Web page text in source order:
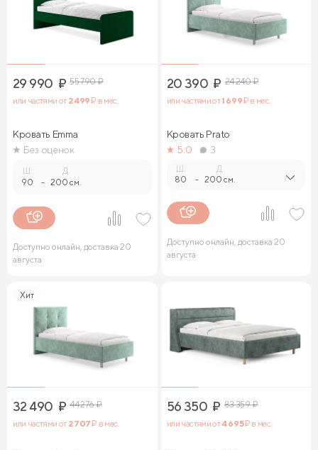
29 990 ₽ 55 790₽
или частями от 2 499₽ в мес.
Кровать Emma
Без оценок
90 -
Д.
200 см.
Доступно онлайн, доставка 20
августа
20 390 ₽ 24 240₽
или частями от1 699₽ в мес.
Кровать Prato
5.0
3
80 -
Д.
200 см.
Доступно онлайн, доставка 20
августа
Хит
32 490 ₽ 44 276₽
или частями от 2 707₽ в мес.
56 350 ₽ 83 359₽
или частями от4 695₽ в мес.